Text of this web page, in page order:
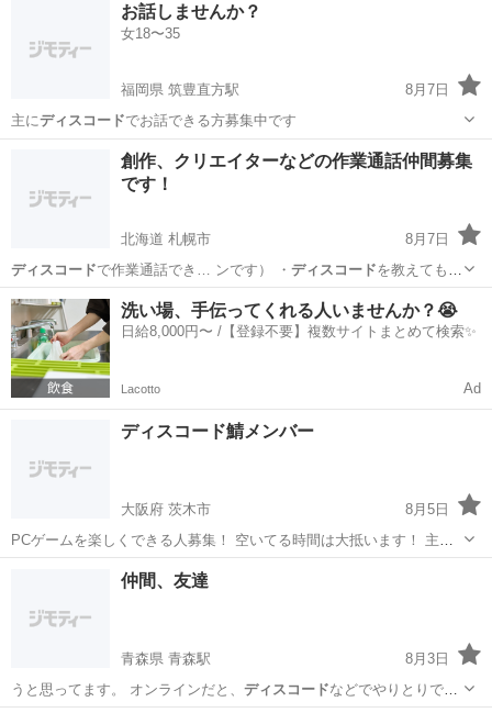
お話しませんか？
女18〜35
福岡県 筑豊直方駅
8月7日
主にディスコードでお話できる方募集中です
筑豊直方駅 チャット
創作、クリエイターなどの作業通話仲間募集
です！
北海道 札幌市
8月7日
ディスコードで作業通話でき… ンです） ・ ディスコードを教えても連
絡…
北海道 札幌市 その他 blender
洗い場、手伝ってくれる人いませんか？😭
日給8,000円〜 /【登録不要】複数サイトまとめて検索✨
Lacotto Ad
ディスコード鯖メンバー
大阪府 茨木市
8月5日
PCゲームを楽しくできる人募集！ 空いてる時間は大抵います！ 主は
雑食なのでいろんなゲームしてます（スチーム内に200本以上のゲー
ム） いろんなゲームをして楽しめる仲間募集中
ゲーム/アプリ
仲間、友達
青森県 青森駅
8月3日
うと思ってます。 オンラインだと、 ディスコードなどでやりとりでき
ると嬉しいです。…